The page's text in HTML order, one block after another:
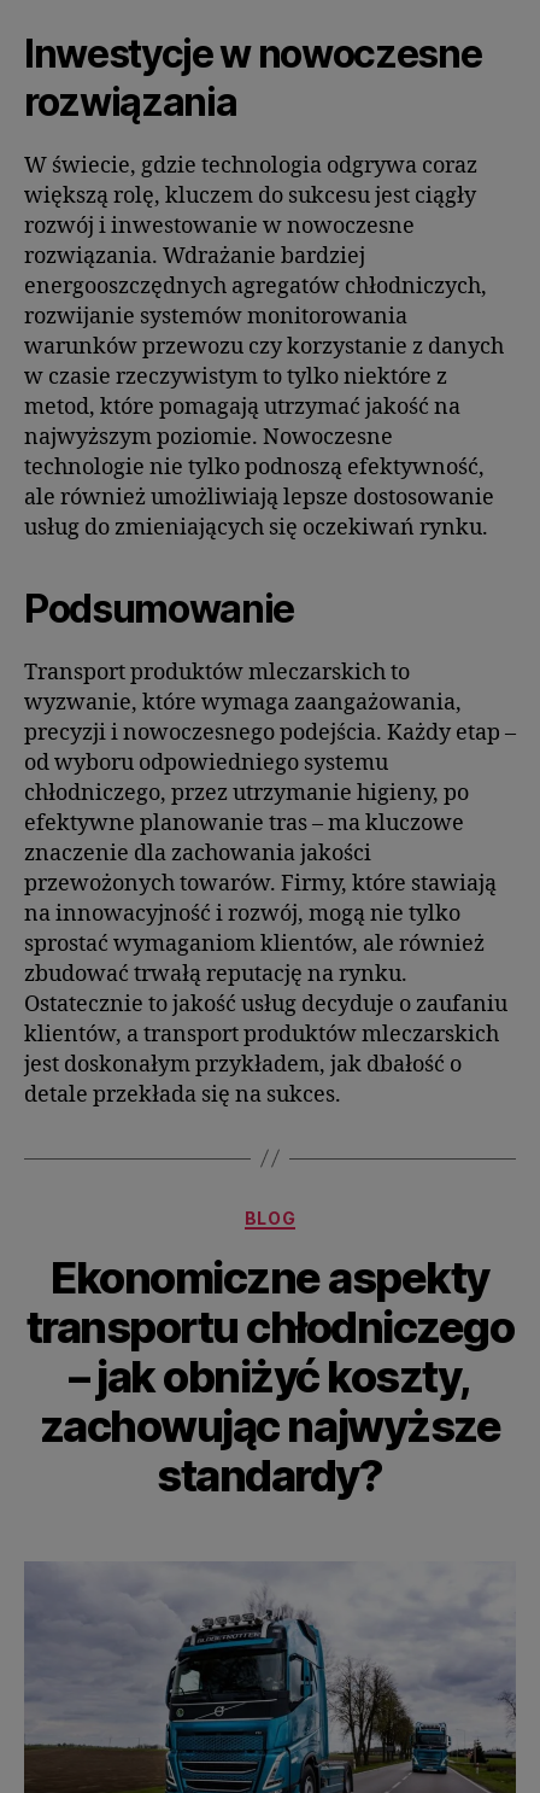
Inwestycje w nowoczesne
rozwiązania
W świecie, gdzie technologia odgrywa coraz
większą rolę, kluczem do sukcesu jest ciągły
rozwój i inwestowanie w nowoczesne
rozwiązania. Wdrażanie bardziej
energooszczędnych agregatów chłodniczych,
rozwijanie systemów monitorowania
warunków przewozu czy korzystanie z danych
w czasie rzeczywistym to tylko niektóre z
metod, które pomagają utrzymać jakość na
najwyższym poziomie. Nowoczesne
technologie nie tylko podnoszą efektywność,
ale również umożliwiają lepsze dostosowanie
usług do zmieniających się oczekiwań rynku.
Podsumowanie
Transport produktów mleczarskich to
wyzwanie, które wymaga zaangażowania,
precyzji i nowoczesnego podejścia. Każdy etap –
od wyboru odpowiedniego systemu
chłodniczego, przez utrzymanie higieny, po
efektywne planowanie tras – ma kluczowe
znaczenie dla zachowania jakości
przewożonych towarów. Firmy, które stawiają
na innowacyjność i rozwój, mogą nie tylko
sprostać wymaganiom klientów, ale również
zbudować trwałą reputację na rynku.
Ostatecznie to jakość usług decyduje o zaufaniu
klientów, a transport produktów mleczarskich
jest doskonałym przykładem, jak dbałość o
detale przekłada się na sukces.
BLOG
Ekonomiczne aspekty
transportu chłodniczego
– jak obniżyć koszty,
zachowując najwyższe
standardy?